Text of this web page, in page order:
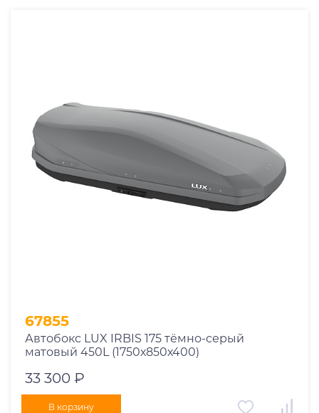
67855
Автобокс LUX IRBIS 175 тёмно-серый
матовый 450L (1750х850х400)
33 300 ₽
В корзину